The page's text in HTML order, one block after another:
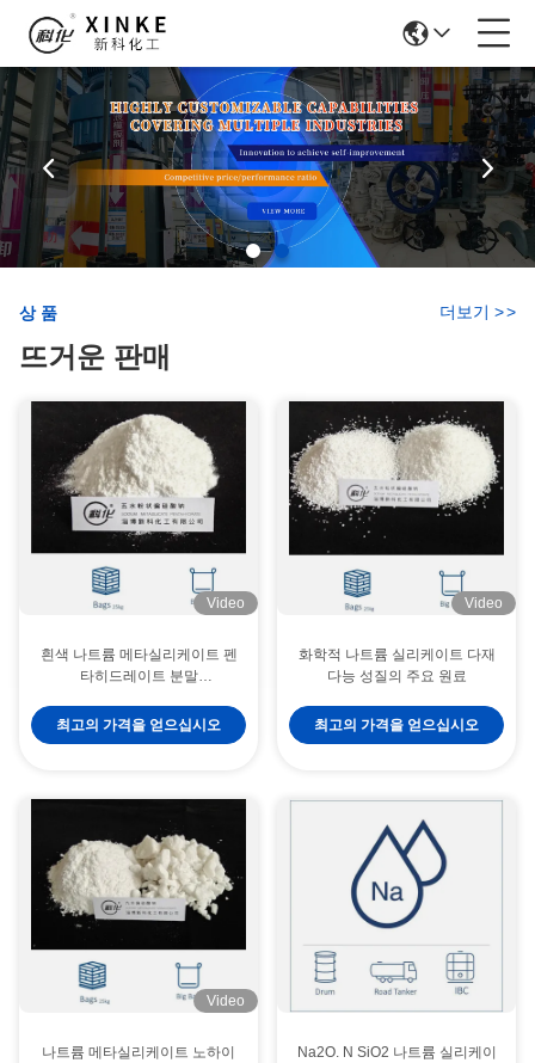
상품
뜨거운 판매
더보기 >>
Video
흰색 나트륨 메타실리케이트 펜
타히드레이트 분말
최고의 가격을 얻으십시오
Video
화학적 나트륨 실리케이트 다재
다능 성질의 주요 원료
최고의 가격을 얻으십시오
Video
나트륨 메타실리케이트 노하이
Na2O. N SiO2 나트륨 실리케이